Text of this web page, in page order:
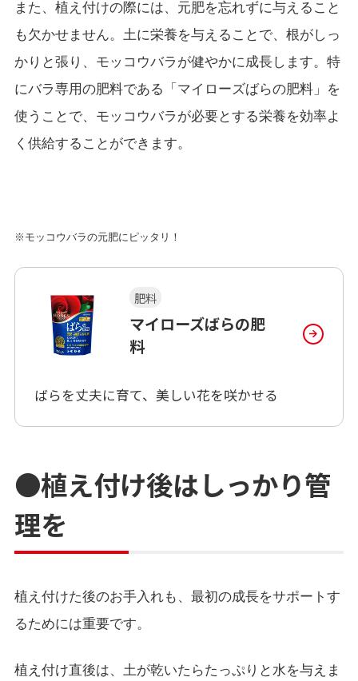
また、植え付けの際には、元肥を忘れずに与えること
も欠かせません。土に栄養を与えることで、根がしっ
かりと張り、モッコウバラが健やかに成長します。特
にバラ専用の肥料である「マイローズばらの肥料」を
使うことで、モッコウバラが必要とする栄養を効率よ
く供給することができます。
※モッコウバラの元肥にピッタリ！
肥料
マイローズばらの肥
料
ばらを丈夫に育て、美しい花を咲かせる
●植え付け後はしっかり管
理を
植え付けた後のお手入れも、最初の成長をサポートす
るためには重要です。
植え付け直後は、土が乾いたらたっぷりと水を与えま